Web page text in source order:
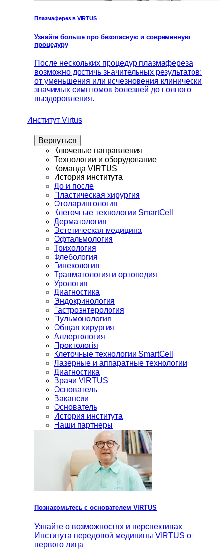
Плазмаферез в VIRTUS
Узнайте больше про безопасную и современную
процедуру
После нескольких процедур плазмафереза
возможно достичь значительных результатов:
от уменьшения или исчезновения клинически
значимых симптомов болезней до полного
выздоровления.
Институт Virtus
Вернуться
Ключевые направления
Технологии и оборудование
Команда VIRTUS
История института
До и после
Пластическая хирургия
Отоларингология
Клеточные технологии SmartCell
Дерматология
Эстетическая медицина
Офтальмология
Трихология
Флебология
Гинекология
Травматология и ортопедия
Урология
Диагностика
Эндокринология
Гастроэнтерология
Пульмонология
Общая хирургия
Аллергология
Проктологія
Клеточные технологии SmartCell
Лазерные и аппаратные технологии
Диагностика
Врачи VIRTUS
Основатель
Вакансии
Основатель
История института
Наши партнеры
Познакомьтесь с основателем VIRTUS
Узнайте о возможностях и перспективах
Института передовой медицины VIRTUS от
первого лица